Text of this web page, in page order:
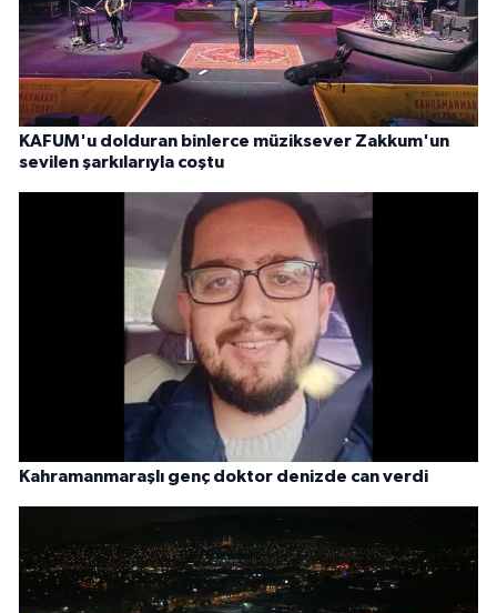
KAFUM'u dolduran binlerce müziksever Zakkum'un
sevilen şarkılarıyla coştu
Kahramanmaraşlı genç doktor denizde can verdi